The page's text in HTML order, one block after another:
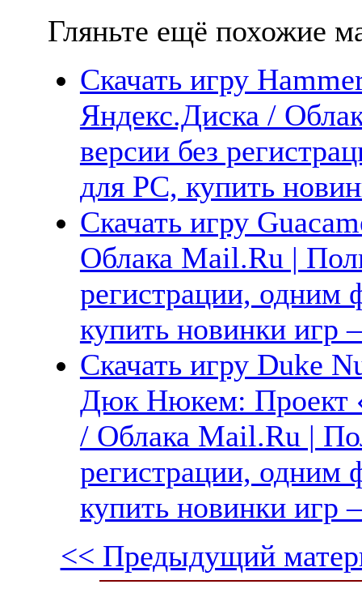
Гляньте ещё похожие
Скачать игру
Яндекс.Диска /
версии без
для PC, купить
Скачать игру
Облака Mail.Ru |
регистрации, одним
купить новинки
Скачать игру Duke
Дюк Нюкем: Проект
/ Облака Mail.Ru |
регистрации, одним
купить новинки
<< Предыдущий